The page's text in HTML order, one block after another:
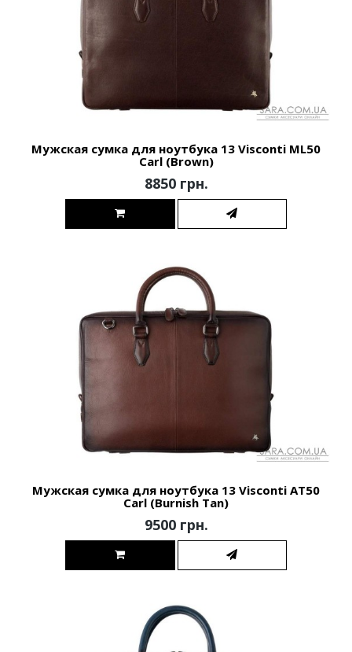
Мужская сумка для ноутбука 13 Visconti ML50
Carl (Brown)
8850 грн.
Мужская сумка для ноутбука 13 Visconti AT50
Carl (Burnish Tan)
9500 грн.